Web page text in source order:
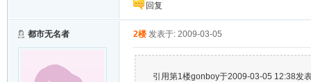
回复
都市无名者 2楼 发表于: 2009-03-05
引用第1楼gonboy于2009-03-05 12:38发